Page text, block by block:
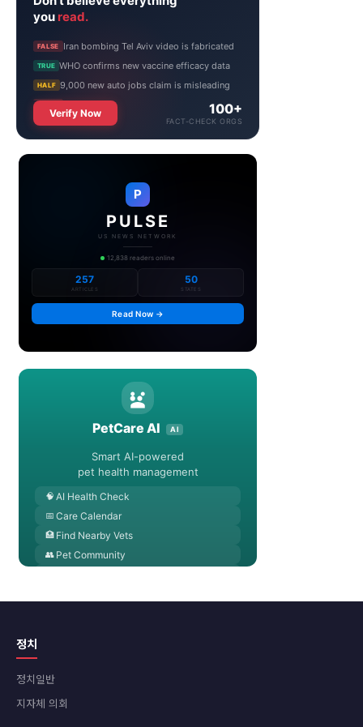
정치
정치일반
지자체 의회